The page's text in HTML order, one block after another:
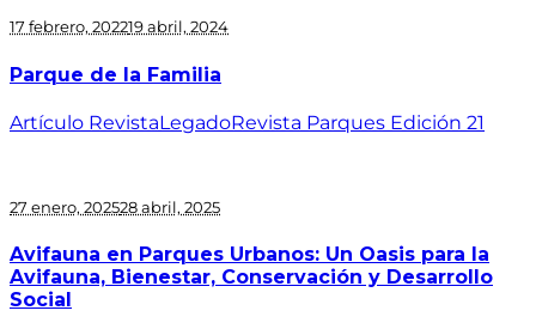
17 febrero, 202219 abril, 2024
Parque de la Familia
Artículo RevistaLegadoRevista Parques Edición 21
27 enero, 202528 abril, 2025
Avifauna en Parques Urbanos: Un Oasis para la
Avifauna, Bienestar, Conservación y Desarrollo
Social